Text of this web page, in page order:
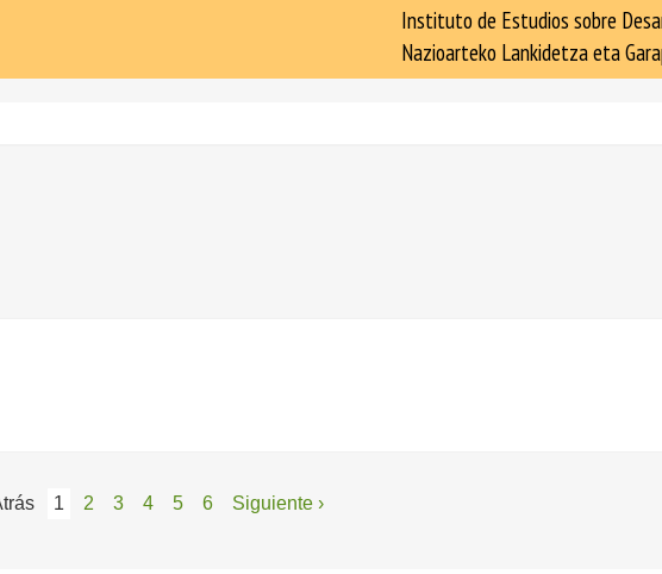
Instituto de Estudios sobre
Nazioarteko Lankidetza eta
1 2 3 4 5 6 Siguiente ›